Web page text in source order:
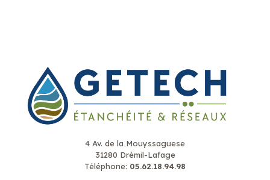
4 Av. de la Mouyssaguese
31280 Drémil-Lafage
Téléphone: 05.62.18.94.98